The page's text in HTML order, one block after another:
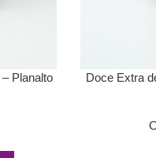
Planalto
Doce Extra